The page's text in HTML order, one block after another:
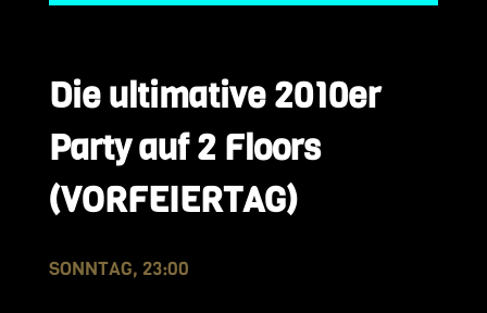
Die ultimative 2010er
Party auf 2 Floors
(VORFEIERTAG)
SONNTAG, 23:00